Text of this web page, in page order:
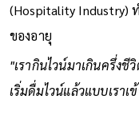
(Hospitality Industry)
ของอายุ
"เรากินไวน์มาเกินครึ่งชี
เริ่มดื่มไวน์แล้วแบบเราเ